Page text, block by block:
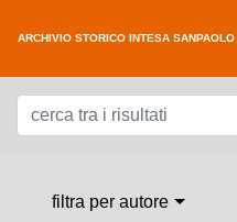
ARCHIVIO STORICO INTESA SANPAOLO
filtra per autore